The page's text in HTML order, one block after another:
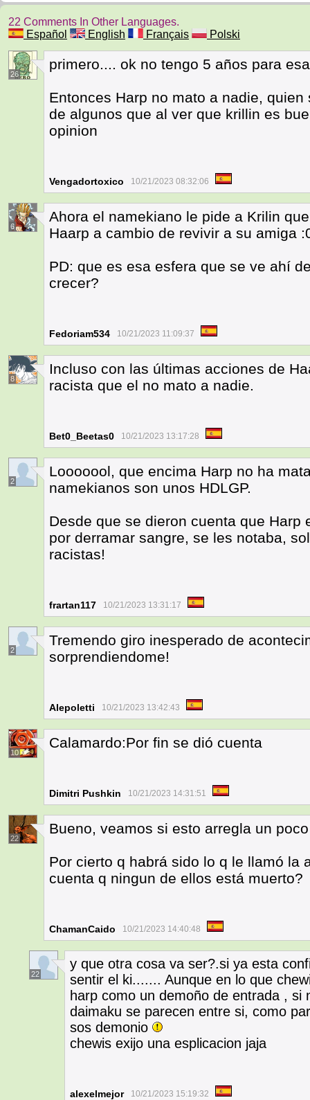
22 Comments In Other Languages.
Español
English Français Polski
26
primero.... ok no tengo 5 años para
Entonces Harp no mato a nadie,
de algunos que al ver que krillin es
opinion
Vengadortoxico 10/21/2023 08:32:06
6
Ahora el namekiano le pide a Krilin
Haarp a cambio de revivir a su amiga
PD: que es esa esfera que se ve ahí
crecer?
Fedoriam534 10/21/2023 11:09:37
8
Incluso con las últimas acciones de
racista que el no mato a nadie.
Bet0_Beetas0 10/21/2023 13:17:28
2
Looooool, que encima Harp no ha
namekianos son unos HDLGP.
Desde que se dieron cuenta que
por derramar sangre, se les notaba,
racistas!
frartan117 10/21/2023 13:31:17
2
Tremendo giro inesperado de
sorprendiendome!
Alepoletti 10/21/2023 13:42:43
10
Calamardo:Por fin se dió cuenta
Dimitri Pushkin 10/21/2023 14:31:51
22
Bueno, veamos si esto arregla un
Por cierto q habrá sido lo q le llamó la
cuenta q ningun de ellos está muerto?
ChamanCaido 10/21/2023 14:40:48
22
y que otra cosa va ser?.si ya esta
sentir el ki....... Aunque en lo que
harp como un demoño de entrada , si
daimaku se parecen entre si, como
sos demonio
chewis exijo una esplicacion jaja
alexelmejor 10/21/2023 15:19:32